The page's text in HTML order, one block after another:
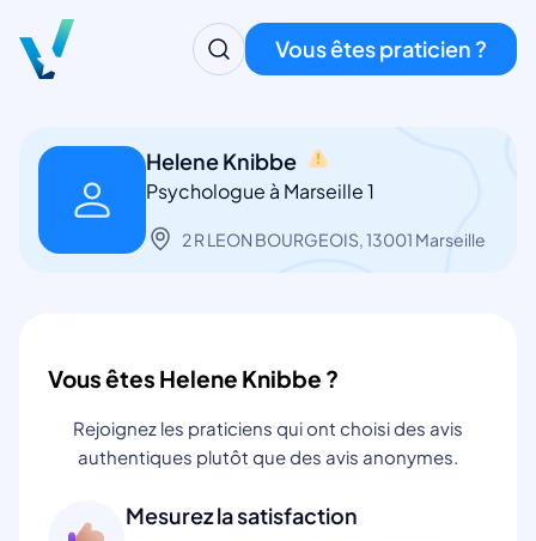
Vous êtes praticien ?
Helene Knibbe
Psychologue à Marseille 1
2 R LEON BOURGEOIS, 13001 Marseille
Vous êtes Helene Knibbe ?
Rejoignez les praticiens qui ont choisi des avis
authentiques plutôt que des avis anonymes.
Mesurez la satisfaction